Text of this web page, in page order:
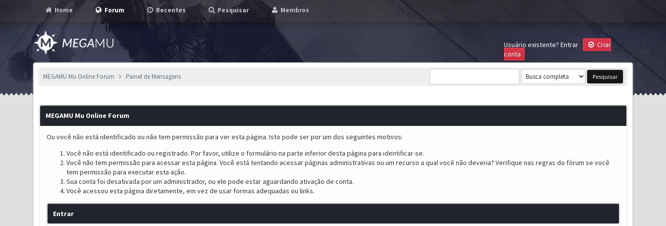
Home Forum Recentes Pesquisar Membros
Usuário existente? Entrar
Criar
conta
MEGAMU Mu Online Forum Painel de Mensagens
MEGAMU Mu Online Forum
Ou você não está identificado ou não tem permissão para ver esta página. Isto pode ser por um dos seguintes motivos:
Você não está identificado ou registrado. Por favor, utilize o formulário na parte inferior desta página para identificar-se.
Você não tem permissão para acessar esta página. Você está tentando acessar páginas administrativas ou um recurso a qual você não deveria? Verifique nas regras do fórum se você
tem permissão para executar esta ação.
Sua conta foi desativada por um administrador, ou ele pode estar aguardando ativação de conta.
Você acessou esta página diretamente, em vez de usar formas adequadas ou links.
Entrar